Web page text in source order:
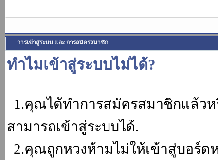
การเข้าสู่ระบบ และ การสมัครสมาชิก
ทำไมเข้าสู่ระบบไม่ได้?
1.คุณได้ทำการสมัครสมาชิกแล้ว
สามารถเข้าสู่ระบบได้.
2.คุณถูกหวงห้ามไม่ให้เข้าสู่บอร์ด